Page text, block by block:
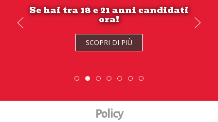
Se hai tra 18 e 21 anni candidati
ora!
SCOPRI DI PIÙ
SCOPRI DI PIÙ
DiscoverEu Inclusion
Scopri dove sono i nostri
ESC » Volontariato
Scambio Giovanile »
Policy